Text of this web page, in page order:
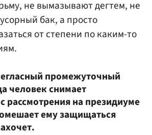
не вымазывают дегтем, не
бак, а просто
от степени по каким-то
промежуточный
человек снимает
рассмотрения на президиуме
ему защищаться